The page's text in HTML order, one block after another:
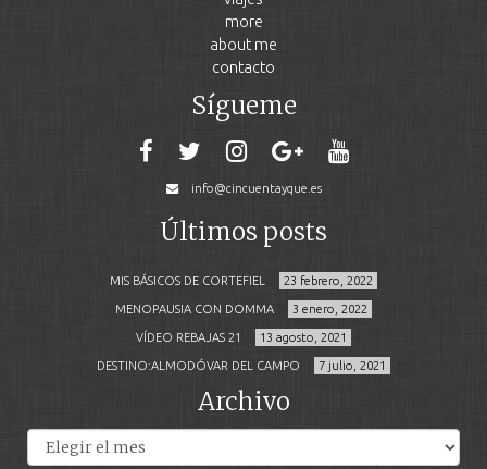
more
about me
contacto
Sígueme
info@cincuentayque.es
Últimos posts
MIS BÁSICOS DE CORTEFIEL 23 febrero, 2022
MENOPAUSIA CON DOMMA 3 enero, 2022
VÍDEO REBAJAS 21 13 agosto, 2021
DESTINO:ALMODÓVAR DEL CAMPO 7 julio, 2021
Archivo